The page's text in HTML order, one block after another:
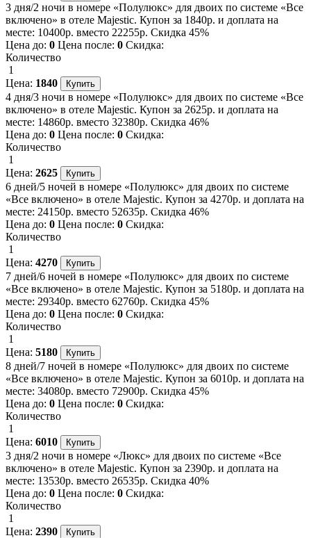
3 дня/2 ночи в номере «Полулюкс» для двоих по системе «Все
включено» в отеле Majestic. Купон за 1840р. и доплата на
месте: 10400р. вместо 22255р. Скидка 45%
Цена до: 0 Цена после: 0 Скидка:
Количество
1
Цена: 1840
4 дня/3 ночи в номере «Полулюкс» для двоих по системе «Все
включено» в отеле Majestic. Купон за 2625р. и доплата на
месте: 14860р. вместо 32380р. Скидка 46%
Цена до: 0 Цена после: 0 Скидка:
Количество
1
Цена: 2625
6 дней/5 ночей в номере «Полулюкс» для двоих по системе
«Все включено» в отеле Majestic. Купон за 4270р. и доплата на
месте: 24150р. вместо 52635р. Скидка 46%
Цена до: 0 Цена после: 0 Скидка:
Количество
1
Цена: 4270
7 дней/6 ночей в номере «Полулюкс» для двоих по системе
«Все включено» в отеле Majestic. Купон за 5180р. и доплата на
месте: 29340р. вместо 62760р. Скидка 45%
Цена до: 0 Цена после: 0 Скидка:
Количество
1
Цена: 5180
8 дней/7 ночей в номере «Полулюкс» для двоих по системе
«Все включено» в отеле Majestic. Купон за 6010р. и доплата на
месте: 34080р. вместо 72900р. Скидка 45%
Цена до: 0 Цена после: 0 Скидка:
Количество
1
Цена: 6010
3 дня/2 ночи в номере «Люкс» для двоих по системе «Все
включено» в отеле Majestic. Купон за 2390р. и доплата на
месте: 13530р. вместо 26535р. Скидка 40%
Цена до: 0 Цена после: 0 Скидка:
Количество
1
Цена: 2390